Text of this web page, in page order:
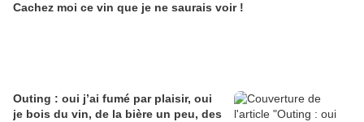
Cachez moi ce vin que je ne saurais voir !
Outing : oui j’ai fumé par plaisir, oui
je bois du vin, de la bière un peu, des